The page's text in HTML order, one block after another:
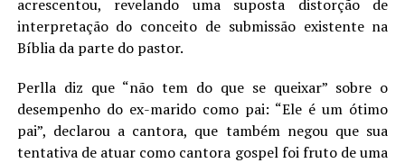
acrescentou, revelando uma suposta distorção de
interpretação do conceito de submissão existente na
Bíblia da parte do pastor.
Perlla diz que “não tem do que se queixar” sobre o
desempenho do ex-marido como pai: “Ele é um ótimo
pai”, declarou a cantora, que também negou que sua
tentativa de atuar como cantora gospel foi fruto de uma